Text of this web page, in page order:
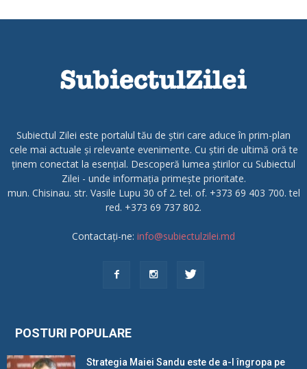
Subiectul Zilei este portalul tău de știri care aduce în prim-plan
cele mai actuale și relevante evenimente. Cu știri de ultimă oră te
ținem conectat la esențial. Descoperă lumea știrilor cu Subiectul
Zilei - unde informația primește prioritate.
mun. Chisinau. str. Vasile Lupu 30 of 2. tel. of. +373 69 403 700. tel
red. +373 69 737 802.
Contactați-ne: info@subiectulzilei.md
POSTURI POPULARE
Strategia Maiei Sandu este de a-l îngropa pe